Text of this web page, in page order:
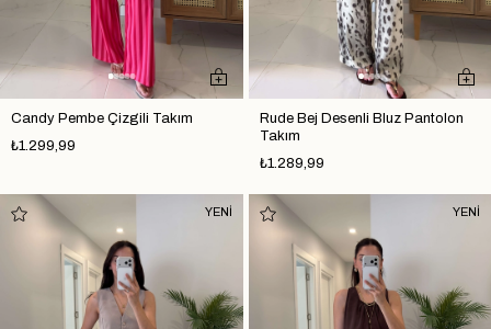
Candy Pembe Çizgili Takım
₺1.299,99
Rude Bej Desenli Bluz Pantolon
Takım
₺1.289,99
YENİ YENİ